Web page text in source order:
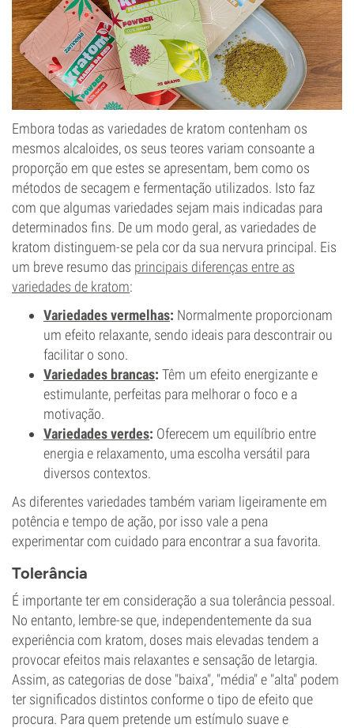
Embora todas as variedades de kratom contenham os
mesmos alcaloides, os seus teores variam consoante a
proporção em que estes se apresentam, bem como os
métodos de secagem e fermentação utilizados. Isto faz
com que algumas variedades sejam mais indicadas para
determinados fins. De um modo geral, as variedades de
kratom distinguem-se pela cor da sua nervura principal. Eis
um breve resumo das principais diferenças entre as
variedades de kratom:
Variedades vermelhas: Normalmente proporcionam
um efeito relaxante, sendo ideais para descontrair ou
facilitar o sono.
Variedades brancas: Têm um efeito energizante e
estimulante, perfeitas para melhorar o foco e a
motivação.
Variedades verdes: Oferecem um equilíbrio entre
energia e relaxamento, uma escolha versátil para
diversos contextos.
As diferentes variedades também variam ligeiramente em
potência e tempo de ação, por isso vale a pena
experimentar com cuidado para encontrar a sua favorita.
Tolerância
É importante ter em consideração a sua tolerância pessoal.
No entanto, lembre-se que, independentemente da sua
experiência com kratom, doses mais elevadas tendem a
provocar efeitos mais relaxantes e sensação de letargia.
Assim, as categorias de dose "baixa", "média" e "alta" podem
ter significados distintos conforme o tipo de efeito que
procura. Para quem pretende um estímulo suave e